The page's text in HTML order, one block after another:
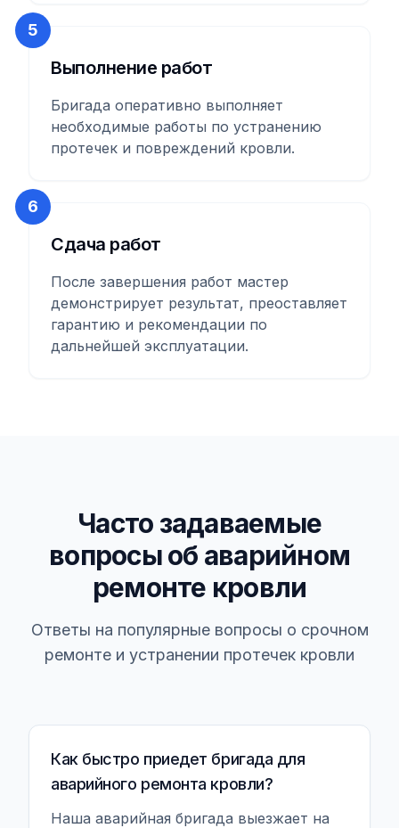
5
Выполнение работ
Бригада оперативно выполняет
необходимые работы по устранению
протечек и повреждений кровли.
6
Сдача работ
После завершения работ мастер
демонстрирует результат, преоставляет
гарантию и рекомендации по
дальнейшей эксплуатации.
Часто задаваемые
вопросы об аварийном
ремонте кровли
Ответы на популярные вопросы о срочном
ремонте и устранении протечек кровли
Как быстро приедет бригада для
аварийного ремонта кровли?
Наша аварийная бригада выезжает на